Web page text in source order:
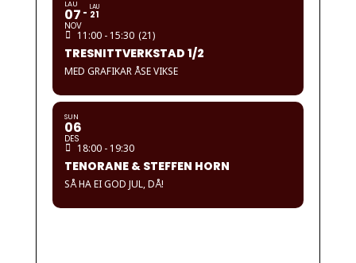
LAU
07
NOV
LAU
21
11:00 - 15:30 (21)
TRESNITTVERKSTAD 1/2
MED GRAFIKAR ÅSE VIKSE
SUN
06
DES
18:00 - 19:30
TENORANE & STEFFEN HORN
SÅ HA EI GOD JUL, DÅ!